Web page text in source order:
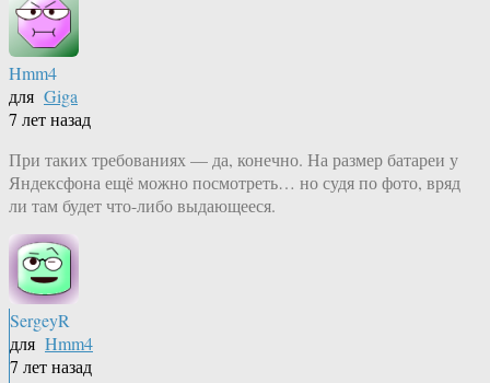
Hmm4
для Giga
7 лет назад
При таких требованиях — да, конечно. На размер батареи у
Яндексфона ещё можно посмотреть… но судя по фото, вряд
ли там будет что-либо выдающееся.
SergeyR
для Hmm4
7 лет назад